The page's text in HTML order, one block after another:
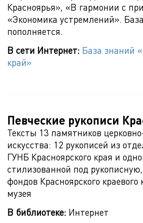
Красноярья», «В гармонии с
«Экономика устремлений».
пополняется.
В сети Интернет: База знаний
край»
Певческие рукописи
Тексты 13 памятников
искусства: 12 рукописей из
ГУНБ Красноярского края и
стилизованной под
фондов Красноярского краевого
музея
В библиотеке: Интернет